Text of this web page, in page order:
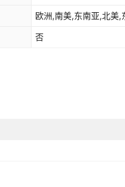
欧洲,南美,东南亚,北美,
否